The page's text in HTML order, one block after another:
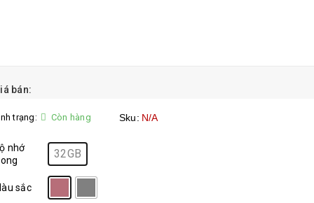
bán:
trạng: Còn hàng Sku: N/A
nhớ
32GB
sắc